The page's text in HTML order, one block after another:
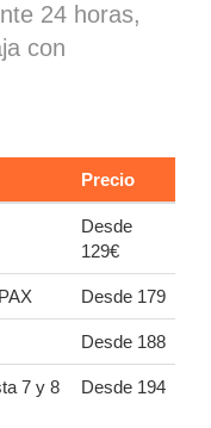
24 horas,
con
Precio
Desde
129€
Desde 179
Desde 188
7 y 8
Desde 194